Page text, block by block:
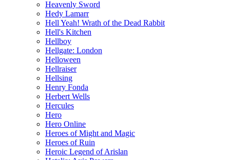
Heavenly Sword
Hedy Lamarr
Hell Yeah! Wrath of the Dead Rabbit
Hell's Kitchen
Hellboy
Hellgate: London
Helloween
Hellraiser
Hellsing
Henry Fonda
Herbert Wells
Hercules
Hero
Hero Online
Heroes of Might and Magic
Heroes of Ruin
Heroic Legend of Arislan